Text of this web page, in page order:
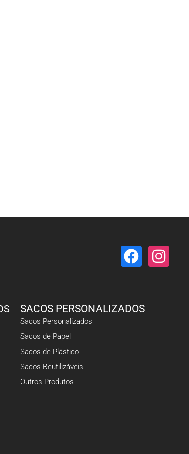
SACOS PERSONALIZADOS
Sacos Personalizados
Sacos de Papel
Sacos de Plástico
Sacos Reutilizáveis
Outros Produtos